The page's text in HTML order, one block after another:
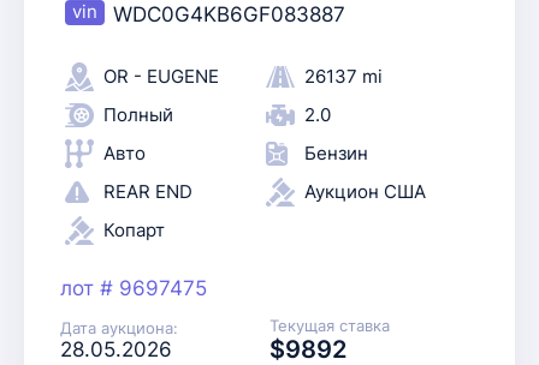
WDC0G4KB6GF083887
OR - EUGENE
26137 mi
Полный
2.0
Авто
Бензин
REAR END
Аукцион США
Копарт
лот # 9697475
Дата аукциона:
28.05.2026
Текущая ставка
$9892